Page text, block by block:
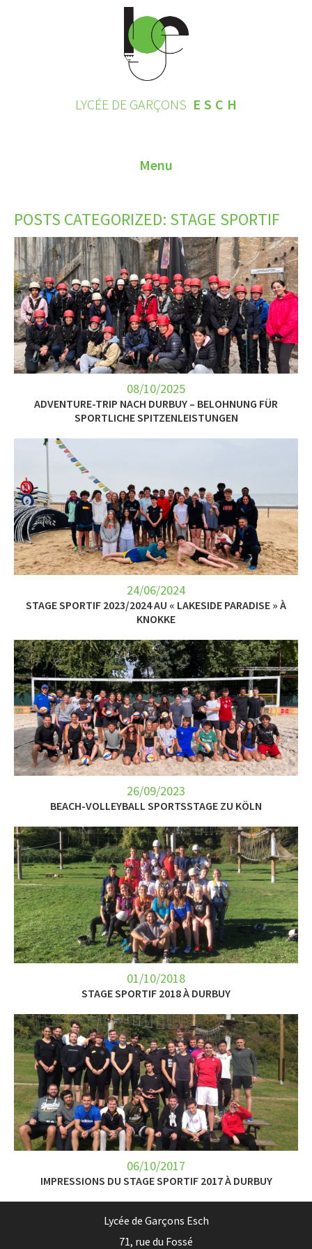
LYCÉE DE GARÇONS ESCH
Menu
CONTACT
INSCRIPTIONS 2026
LE LYCÉE
LET’S GO SCIENCE
ACTUALITÉ
ACTIVITÉS
SERVICES
APPRENTISSAGE
APPLIS
POSTS CATEGORIZED: STAGE SPORTIF
08/10/2025
ADVENTURE-TRIP NACH DURBUY – BELOHNUNG FÜR
SPORTLICHE SPITZENLEISTUNGEN
24/06/2024
STAGE SPORTIF 2023/2024 AU « LAKESIDE PARADISE » À
KNOKKE
26/09/2023
BEACH-VOLLEYBALL SPORTSSTAGE ZU KÖLN
01/10/2018
STAGE SPORTIF 2018 À DURBUY
06/10/2017
IMPRESSIONS DU STAGE SPORTIF 2017 À DURBUY
Lycée de Garçons Esch
71, rue du Fossé